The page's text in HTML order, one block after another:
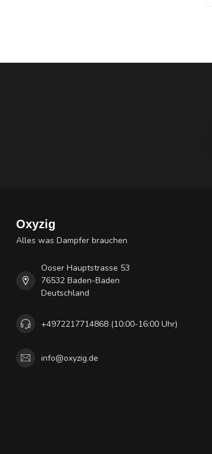
Oxyzig
Alles was Dampfer brauchen
Ooser Hauptstrasse 53
76532 Baden-Baden
Deutschland
+4972217714868 (10:00-16:00 Uhr)
info@oxyzig.de